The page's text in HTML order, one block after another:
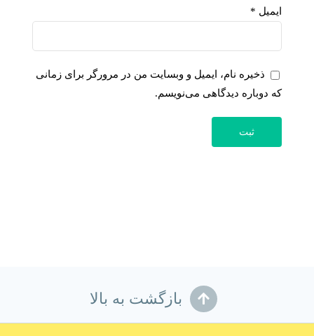
ایمیل *
ذخیره نام، ایمیل و وبسایت من در مرورگر برای زمانی
که دوباره دیدگاهی می‌نویسم.
بازگشت به بالا